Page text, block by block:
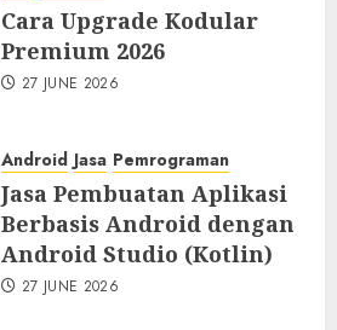
Cara Upgrade Kodular
Premium 2026
27 JUNE 2026
Android Jasa Pemrograman
Jasa Pembuatan Aplikasi
Berbasis Android dengan
Android Studio (Kotlin)
27 JUNE 2026